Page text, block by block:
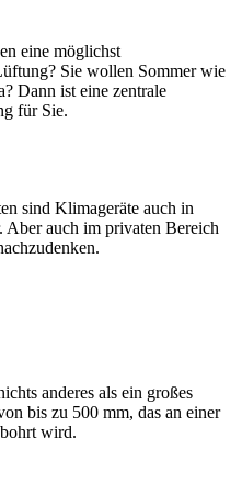
eine möglichst
Sie wollen Sommer wie
Dann ist eine zentrale
für Sie.
sind Klimageräte auch in
Aber auch im privaten Bereich
anderes als ein großes
bis zu 500 mm, das an einer
wird.